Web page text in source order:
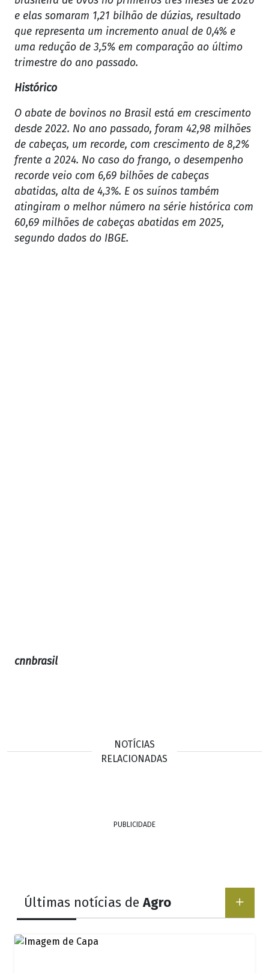
e elas somaram 1,21 bilhão de dúzias, resultado
que representa um incremento anual de 0,4% e
uma redução de 3,5% em comparação ao último
trimestre do ano passado.
Histórico
O abate de bovinos no Brasil está em crescimento
desde 2022. No ano passado, foram 42,98 milhões
de cabeças, um recorde, com crescimento de 8,2%
frente a 2024. No caso do frango, o desempenho
recorde veio com 6,69 bilhões de cabeças
abatidas, alta de 4,3%. E os suínos também
atingiram o melhor número na série histórica com
60,69 milhões de cabeças abatidas em 2025,
segundo dados do IBGE.
cnnbrasil
NOTÍCIAS
RELACIONADAS
PUBLICIDADE
Últimas notícias deAgro